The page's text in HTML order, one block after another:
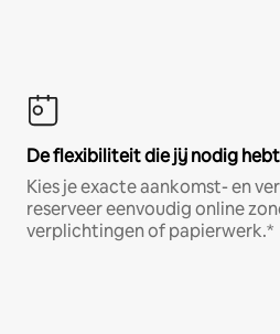
De flexibiliteit die jij nodig hebt
Kies je exacte aankomst- en
reserveer eenvoudig online
verplichtingen of papierwerk.*